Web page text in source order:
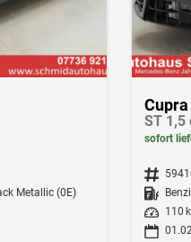
Metallic (0E)
ST 1,5
sofort
Fahrzeugnr.
Kraftstoff
Leistung
110